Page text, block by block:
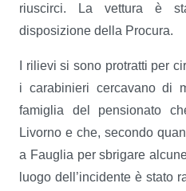
riuscirci. La vettura è
disposizione della Procura.
I rilievi si sono protratti per
i carabinieri cercavano di
famiglia del pensionato
Livorno e che, secondo
a Fauglia per sbrigare
luogo dell’incidente è stato